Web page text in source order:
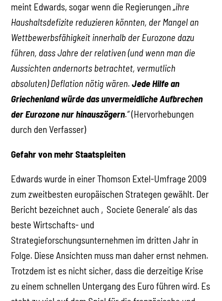
meint Edwards, sogar wenn die Regierungen„ihre
Haushaltsdefizite reduzieren könnten, der Mangel an
Wettbewerbsfähigkeit innerhalb der Eurozone dazu
führen, dass Jahre der relativen (und wenn man die
Aussichten andernorts betrachtet, vermutlich
absoluten) Deflation nötig wären.Jede Hilfe an
Griechenland würde das unvermeidliche Aufbrechen
der Eurozone nur hinauszögern.“(Hervorhebungen
durch den Verfasser)
Gefahr von mehr Staatspleiten
Edwards wurde in einer Thomson Extel-Umfrage 2009
zum zweitbesten europäischen Strategen gewählt. Der
Bericht bezeichnet auch ‚Societe Generale’ als das
beste Wirtschafts- und
Strategieforschungsunternehmen im dritten Jahr in
Folge. Diese Ansichten muss man daher ernst nehmen.
Trotzdem ist es nicht sicher, dass die derzeitige Krise
zu einem schnellen Untergang des Euro führen wird. Es